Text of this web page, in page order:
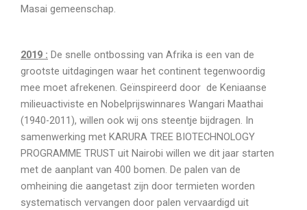
Masai gemeenschap.
2019 : De snelle ontbossing van Afrika is een van de
grootste uitdagingen waar het continent tegenwoordig
mee moet afrekenen. Geïnspireerd door de Keniaanse
milieuactiviste en Nobelprijswinnares Wangari Maathai
(1940-2011), willen ook wij ons steentje bijdragen. In
samenwerking met KARURA TREE BIOTECHNOLOGY
PROGRAMME TRUST uit Nairobi willen we dit jaar starten
met de aanplant van 400 bomen. De palen van de
omheining die aangetast zijn door termieten worden
systematisch vervangen door palen vervaardigd uit